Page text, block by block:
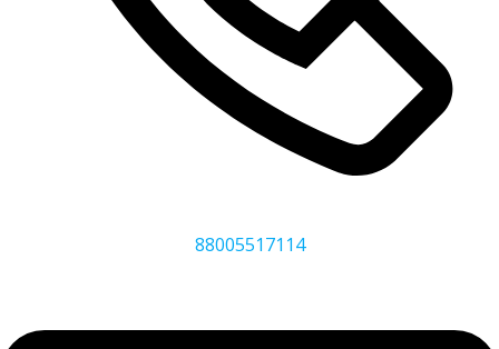
88005517114